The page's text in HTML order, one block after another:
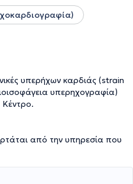
και ερευνητικό
μελέτες με ερευνητικό
διαθέτει επίσης πληθώρα
και ανακοινώσεις.
υπερήχων καρδιάς (strain
υπερηχογραφία)
Κέντρο.
από την υπηρεσία που